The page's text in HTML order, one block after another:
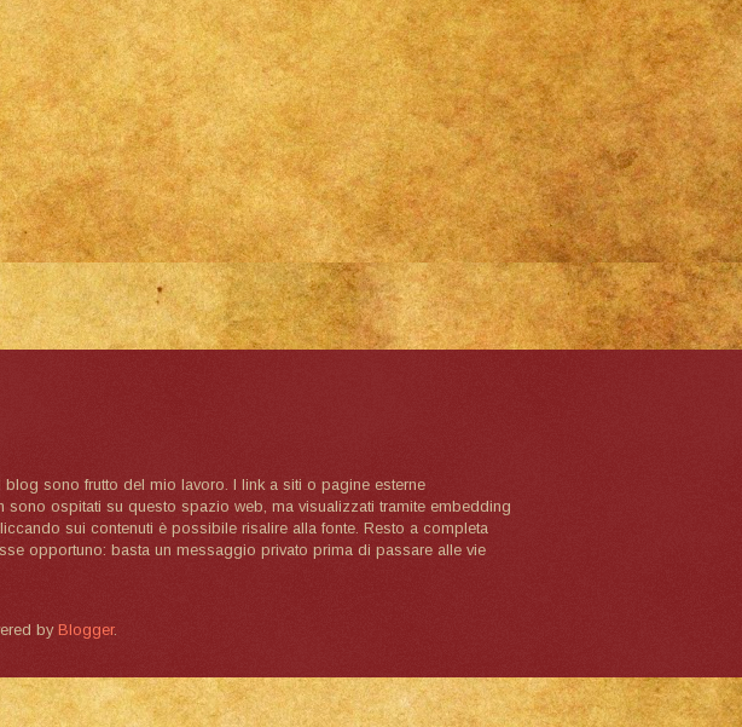
blog sono frutto del mio lavoro. I link a siti o pagine esterne
ospitati su questo spazio web, ma visualizzati tramite embedding
sui contenuti è possibile risalire alla fonte. Resto a completa
opportuno: basta un messaggio privato prima di passare alle vie
by Blogger.